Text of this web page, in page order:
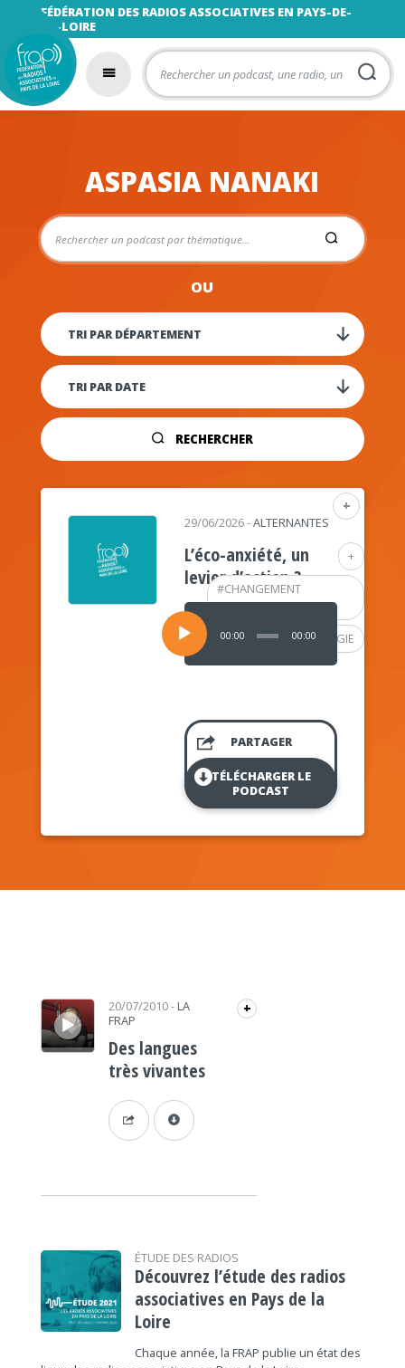
FÉDÉRATION DES RADIOS ASSOCIATIVES EN PAYS-DE-
LA-LOIRE
ASPASIA NANAKI
OU
RECHERCHER
+
+
#CHANGEMENT
CLIMATIQUE
#PSYCHOLOGIE
29/06/2026-ALTERNANTES
L’éco-anxiété, un
levier d’action ?
Lecteur
audio
00:00 00:00
PARTAGER
TÉLÉCHARGER LE
PODCAST
Lecteur audio 20/07/2010- LA
FRAP
+
Des langues
très vivantes
ÉTUDE DES RADIOS
Découvrez l’étude des radios
associatives en Pays de la
Loire
Chaque année, la FRAP publie un état des